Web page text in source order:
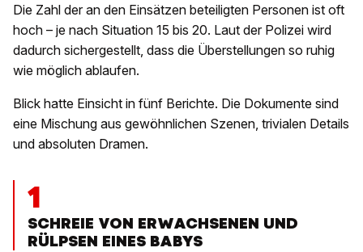
Die Zahl der an den Einsätzen beteiligten Personen ist oft
hoch – je nach Situation 15 bis 20. Laut der Polizei wird
dadurch sichergestellt, dass die Überstellungen so ruhig
wie möglich ablaufen.
Blick hatte Einsicht in fünf Berichte. Die Dokumente sind
eine Mischung aus gewöhnlichen Szenen, trivialen Details
und absoluten Dramen.
1
SCHREIE VON ERWACHSENEN UND
RÜLPSEN EINES BABYS